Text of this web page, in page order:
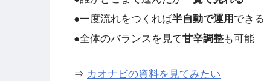
●一度流れをつくれば半自動で運用 できる
●全体のバランスを見て甘辛調整も可能
⇒ カオナビの資料を見てみたい